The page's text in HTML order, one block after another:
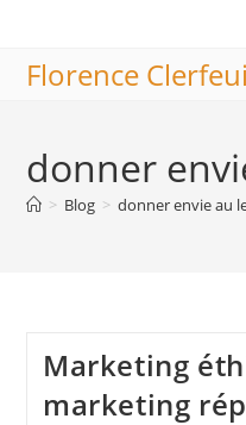
contentFlorence
donner
> Blog > donner envie au
Marketing
marketing